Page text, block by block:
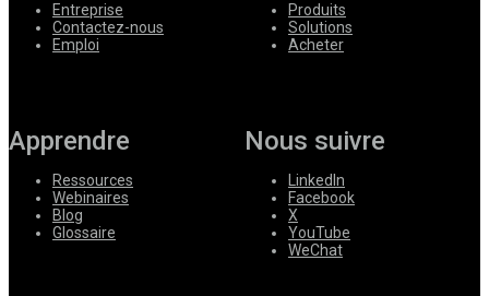
Fournisseurs
Entreprise
Contactez-nous
Emploi
Produits
Solutions
Acheter
Apprendre
Ressources
Webinaires
Blog
Glossaire
Nous suivre
LinkedIn
Facebook
X
YouTube
WeChat